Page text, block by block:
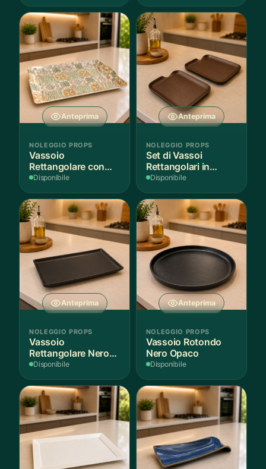
Anteprima
NOLEGGIO PROPS
Vassoio
Rettangolare con
Fantasia
Disponibile
Anteprima
NOLEGGIO PROPS
Set di Vassoi
Rettangolari in
Finitura Legno
Disponibile
Anteprima
NOLEGGIO PROPS
Vassoio
Rettangolare Nero
Opaco
Disponibile
Anteprima
NOLEGGIO PROPS
Vassoio Rotondo
Nero Opaco
Disponibile